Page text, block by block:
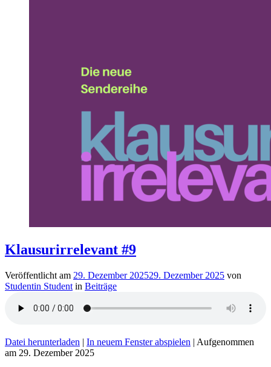
Klausurirrelevant #9
Veröffentlicht am 29. Dezember 202529. Dezember 2025 von
Studentin Student in Beiträge
Datei herunterladen | In neuem Fenster abspielen | Aufgenommen
am 29. Dezember 2025